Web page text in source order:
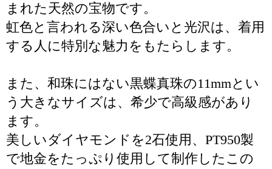
まれた天然の宝物です。
虹色と言われる深い色合いと光沢は、着用
する人に特別な魅力をもたらします。
また、和珠にはない黒蝶真珠の11mmとい
う大きなサイズは、希少で高級感があり
ます。
美しいダイヤモンドを2石使用、PT950製
で地金をたっぷり使用して制作したこの